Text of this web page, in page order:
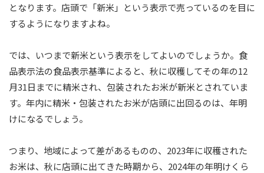
となります。店頭で「新米」という表示で売っているのを目に
するようになりますよね。
では、いつまで新米という表示をしてよいのでしょうか。食
品表示法の食品表示基準によると、秋に収穫してその年の12
月31日までに精米され、包装されたお米が新米とされていま
す。年内に精米・包装されたお米が店頭に出回るのは、年明
けになるでしょう。
つまり、地域によって差があるものの、2023年に収穫された
お米は、秋に店頭に出てきた時期から、2024年の年明けくら